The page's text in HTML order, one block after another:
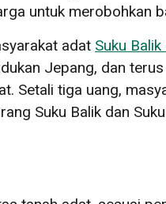
untuk merobohkan
adat Suku
Jepang, dan
Setali tiga uang,
Suku Balik dan